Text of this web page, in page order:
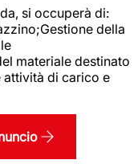
si occuperà di:
della
materiale destinato
di carico e